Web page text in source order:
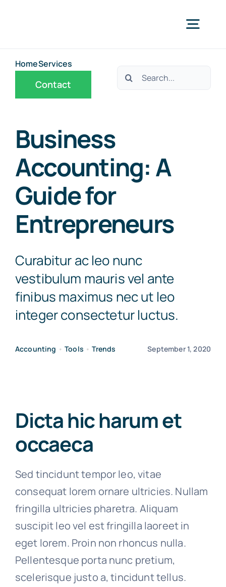
Contact
HomeServices
Contact
Search
Business
Accounting: A
Guide for
Entrepreneurs
Curabitur ac leo nunc
vestibulum mauris vel ante
finibus maximus nec ut leo
integer consectetur luctus.
Accounting •Tools •Trends September 1, 2020
Dicta hic harum et
occaeca
Sed tincidunt tempor leo, vitae
consequat lorem ornare ultricies. Nullam
fringilla ultricies pharetra. Aliquam
suscipit leo vel est fringilla laoreet in
eget lorem. Proin non rhoncus nulla.
Pellentesque porta nunc pretium,
scelerisque justo a, tincidunt tellus.